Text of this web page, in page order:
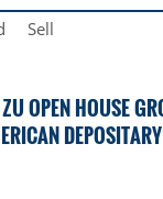
Sell
OPEN HOUSE